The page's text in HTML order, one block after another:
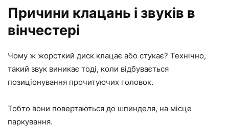
Причини клацань і звуків в
вінчестері
Чому ж жорсткий диск клацає або стукає? Технічно,
такий звук виникає тоді, коли відбувається
позиціонування прочитуючих головок.
Тобто вони повертаються до шпинделя, на місце
паркування.